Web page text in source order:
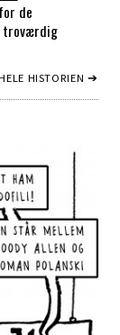
de
troværdig
HISTORIEN ➔